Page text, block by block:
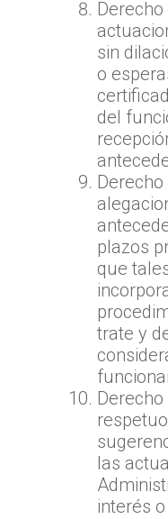
sin
o
del
plazos
que
trate y
las
interés